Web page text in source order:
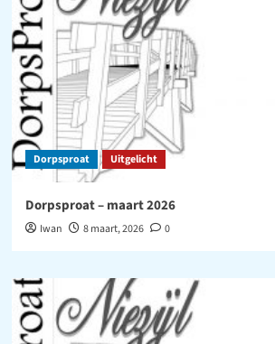
Dorpsproat Uitgelicht
Dorpsproat – maart 2026
Iwan 8 maart, 2026 0